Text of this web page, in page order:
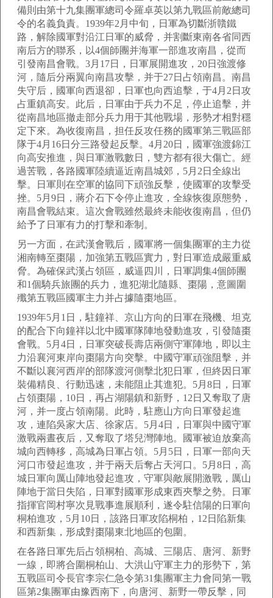
備則由第十九集團軍總司令羅卓英以第九戰區前敵總司
令的名義負責。1939年2月中旬，日軍為切斷浙贛鐵
路，解除國軍對沿江日軍的威脅，并割斷東南各省同西
南后方的聯系，以4個師團并海軍一部進攻南昌，從而
引發南昌會戰。3月17日，日軍展開進攻，20日強渡修
河，隨后分兩翼向南昌攻擊，并于27日占領南昌。南昌
失守后，國軍向西退卻，日軍也向西追擊，于4月2日攻
占重鎮高安。此后，日軍由于兵力不足，停止追擊，并
從南昌地區撤走部分兵力用于其他戰場，形勢才相對穩
定下來。為收復南昌，担任反攻任務的國軍第三戰區部
隊于4月16日分三路發起反擊。4月20日，國軍強渡錦江
向高安推進，與日軍激戰數日，雙方都有很大傷亡。經
過苦戰，各路國軍陸續逼近南昌城郊，5月2日全線出
擊。日軍則在空軍的協同下頑強反擊，使國軍的攻擊受
挫。5月9日，蔣介石下令停止進攻，全線恢復原態勢，
南昌會戰結束。這次會戰雖然最終未能收復南昌，但仍
給予了日軍有力的打擊和牽制。
另一方面，在武漢會戰后，國軍將一個集團軍的主力從
湘南轉至棗陽，加強第五戰區實力，對日軍造成嚴重威
脅。為確保武漢占領區，威逼四川，日軍調集4個師團
和1個騎兵旅團的兵力，進犯湖北隨縣、棗陽，意圖圍
殲第五戰區國軍主力并占據隨棗地區。
1939年5月1日，駐鐘祥、京山方向的日軍在飛機、坦克
的配合下向鐘祥以北中國軍隊陣地發動進攻，引發隨棗
會戰。5月4日，日軍突破長壽店兩側守軍陣地，即以主
力沿襄河東岸向棗陽方向突擊。中國守軍頑強阻擊，并
不斷以襄河西岸的部隊渡河側擊北犯日軍，但終因日軍
裝備精良、行動迅速，未能阻止其進犯。5月8日，日軍
占領棗陽，10日，再占湖陽鎮和新野，12日又奪取了唐
河，并一度占領南陽。此時，駐應山方向日軍發起進
攻，連陷吳家大店、徐家店。5月4日，日軍與中國守軍
激戰兩晝夜后，又奪取了塔兒灣陣地。國軍被迫放棄高
城向西轉移，高城為日軍占領。5月5日，日軍一部向天
河口市發起進攻，并于兩天后奪占天河口。5月8日，高
城日軍向厲山陣地發起進攻，守軍與敵展開激戰，厲山
陣地于當日失陷，日軍對國軍形成東西夾擊之勢。日軍
指揮官岡村寧次見戰事進展順利，遂令駐信陽的日軍向
桐柏進攻，5月10日，該路日軍攻陷桐柏，12日陷新集
和西新集，形成對棗陽東北地區的包圍。
在各路日軍先后占領桐柏、高城、三陽店、唐河、新野
一線，即將合圍桐柏山、大洪山守軍主力的形勢下，第
五戰區司令長官李宗仁急令第31集團軍主力會同第一戰
區第2集團軍由豫西南下，向唐河、新野一帶反擊，同